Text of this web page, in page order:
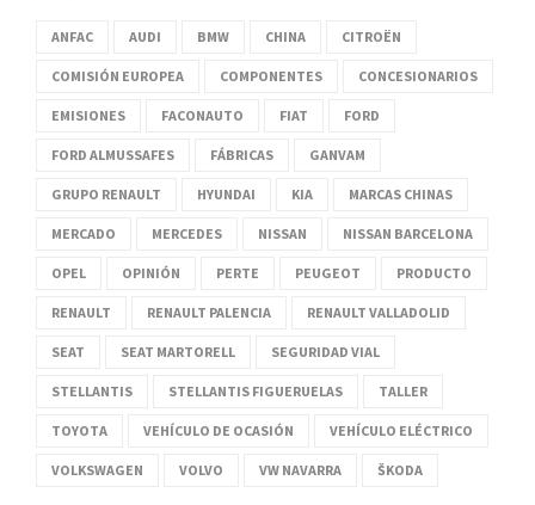
ANFAC AUDI BMW CHINA CITROËN
COMISIÓN EUROPEA COMPONENTES CONCESIONARIOS
EMISIONES FACONAUTO FIAT FORD
FORD ALMUSSAFES FÁBRICAS GANVAM
GRUPO RENAULT HYUNDAI KIA MARCAS CHINAS
MERCADO MERCEDES NISSAN NISSAN BARCELONA
OPEL OPINIÓN PERTE PEUGEOT PRODUCTO
RENAULT RENAULT PALENCIA RENAULT VALLADOLID
SEAT SEAT MARTORELL SEGURIDAD VIAL
STELLANTIS STELLANTIS FIGUERUELAS TALLER
TOYOTA VEHÍCULO DE OCASIÓN VEHÍCULO ELÉCTRICO
VOLKSWAGEN VOLVO VW NAVARRA ŠKODA